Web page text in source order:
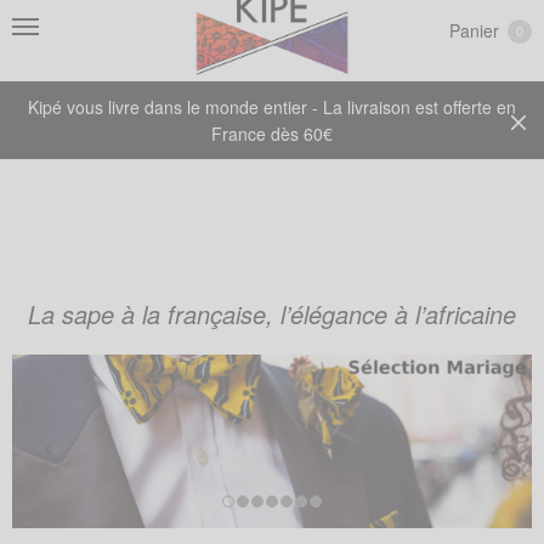
Kipé vous livre dans le monde entier - La livraison est offerte en
France dès 60€
Panier
La sape à la française, l’élégance à l’africaine